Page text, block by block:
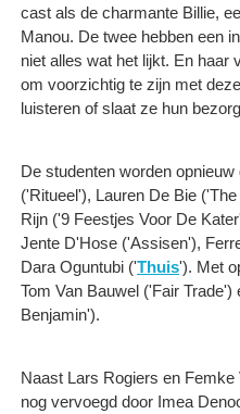
cast als de charmante Billie,
Manou. De twee hebben een
niet alles wat het lijkt. En haar
om voorzichtig te zijn met
luisteren of slaat ze hun
De studenten worden
('Ritueel'), Lauren De Bie
Rijn ('9 Feestjes Voor De
Jente D'Hose ('Assisen'),
Dara Oguntubi ('Thuis'). Met
Tom Van Bauwel ('Fair Trade')
Benjamin').
Naast Lars Rogiers en
nog vervoegd door Imea